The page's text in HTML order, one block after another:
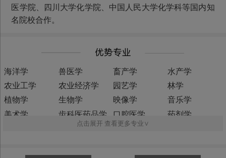
医学院、四川大学化学院、中国人民大学化学科等国内知
名院校合作。
海洋学 兽医学 畜产学
水产学
农业工学
农业经济学 园艺学
林学
植物学
生物学 映像学
音乐学
美术学
齿科医药品学 口腔医学
药剂学
分子细胞学 营养学
点击展开 查看更多专业∨